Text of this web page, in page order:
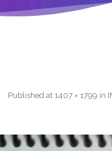
Published at 1407 × 1799 in